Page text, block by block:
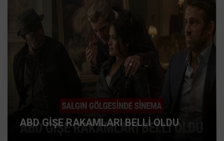
ABD GİŞE RAKAMLARI BELLİ OLDU